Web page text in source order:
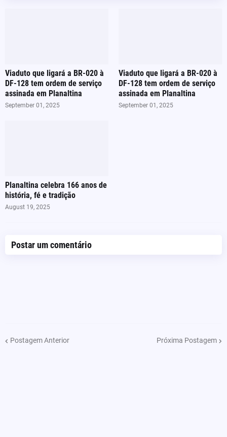
Viaduto que ligará a BR-020 à
DF-128 tem ordem de serviço
assinada em Planaltina
September 01, 2025
Viaduto que ligará a BR-020 à
DF-128 tem ordem de serviço
assinada em Planaltina
September 01, 2025
Planaltina celebra 166 anos de
história, fé e tradição
August 19, 2025
Postar um comentário
Postagem Anterior Próxima Postagem